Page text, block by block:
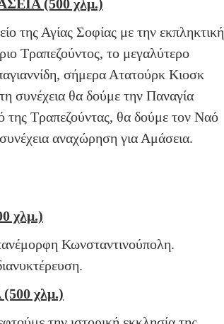
(500 χλμ.)
της Αγίας Σοφίας με την εκπληκτική
Τραπεζούντος, το μεγαλύτερο
σήμερα Ατατούρκ Κιοσκ
συνέχεια θα δούμε την Παναγία
της Τραπεζούντας, θα δούμε τον Ναό
αναχώρηση για Αμάσεια.
χλμ.)
Κωνσταντινούπολη.
χλμ.)